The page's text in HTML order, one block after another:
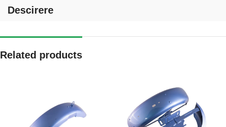
Descirere
Related products